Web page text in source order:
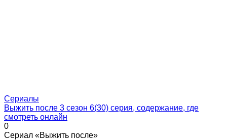
Сериалы
Выжить после 3 сезон 6(30) серия, содержание, где
смотреть онлайн
0
Сериал «Выжить после»